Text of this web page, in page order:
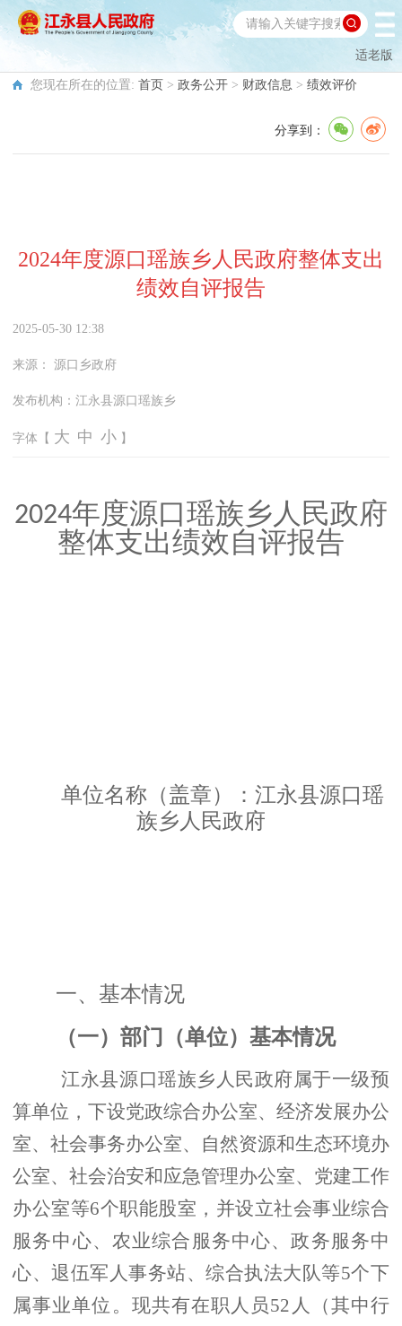
适老版
您现在所在的位置: 首页 > 政务公开 > 财政信息 > 绩效评价
分享到：
2024年度源口瑶族乡人民政府整体支出
绩效自评报告
2025-05-30 12:38
来源： 源口乡政府
发布机构： 江永县源口瑶族乡
字体【 大 中 小 】
2024年度源口瑶族乡人民政府
整体支出绩效自评报告
单位名称（盖章）：江永县源口瑶
族乡人民政府
一、基本情况
（一）部门（单位）基本情况
江永县源口瑶族乡人民政府属于一级预
算单位，下设党政综合办公室、经济发展办公
室、社会事务办公室、自然资源和生态环境办
公室、社会治安和应急管理办公室、党建工作
办公室等6个职能股室，并设立社会事业综合
服务中心、农业综合服务中心、政务服务中
心、退伍军人事务站、综合执法大队等5个下
属事业单位。现共有在职人员52人（其中行